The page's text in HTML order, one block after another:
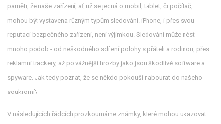
paměti, že naše zařízení, ať už se jedná o mobil, tablet, či počítač,
mohou být vystavena různým typům sledování. iPhone, i přes svou
reputaci bezpečného zařízení, není výjimkou. Sledování může nést
mnoho podob - od neškodného sdílení polohy s přáteli a rodinou, přes
reklamní trackery, až po vážnější hrozby jako jsou škodlivé software a
spyware. Jak tedy poznat, že se někdo pokouší nabourat do našeho
soukromí?
V následujících řádcích prozkoumáme známky, které mohou ukazovat